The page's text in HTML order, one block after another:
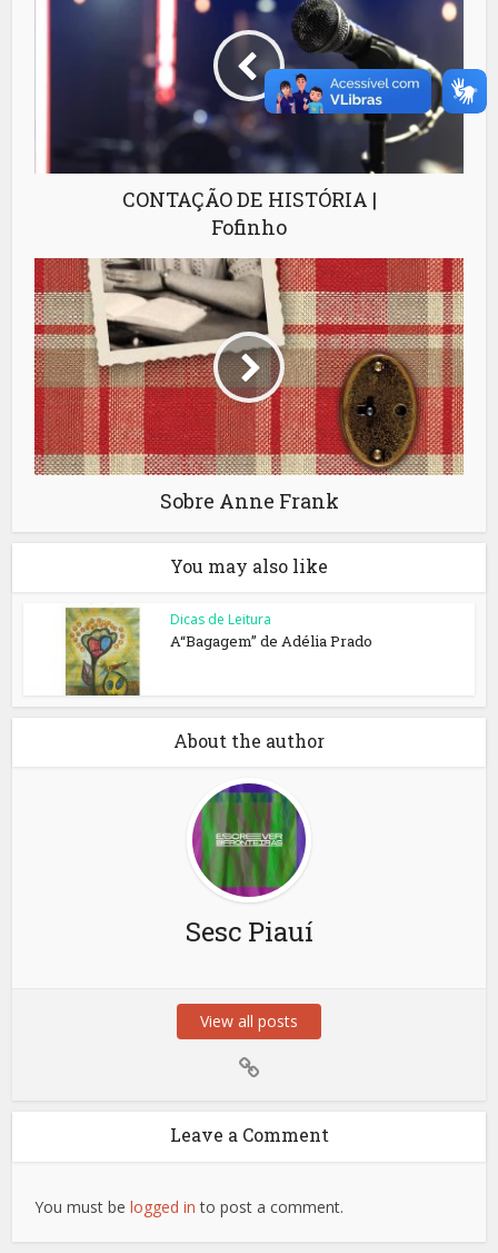
CONTAÇÃO DE HISTÓRIA |
Fofinho
Sobre Anne Frank
You may also like
Dicas de Leitura
A“Bagagem” de Adélia Prado
About the author
Sesc Piauí
View all posts
Leave a Comment
You must belogged in to post a comment.